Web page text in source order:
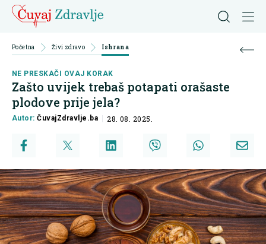
Početna Živi zdravo Ishrana
NE PRESKAČI OVAJ KORAK
Zašto uvijek trebaš potapati orašaste
plodove prije jela?
Autor:ČuvajZdravlje.ba 28. 08. 2025.